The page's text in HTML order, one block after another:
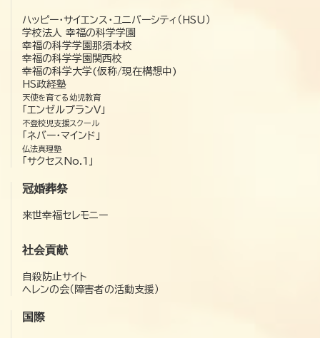
ハッピー・サイエンス・ユニバーシティ（HSU）
学校法人 幸福の科学学園
幸福の科学学園那須本校
幸福の科学学園関西校
幸福の科学大学(仮称/現在構想中)
HS政経塾
天使を育てる幼児教育
「エンゼルプランV」
不登校児支援スクール
「ネバー・マインド」
仏法真理塾
「サクセスNo.1」
冠婚葬祭
来世幸福セレモニー
社会貢献
自殺防止サイト
ヘレンの会（障害者の活動支援）
国際